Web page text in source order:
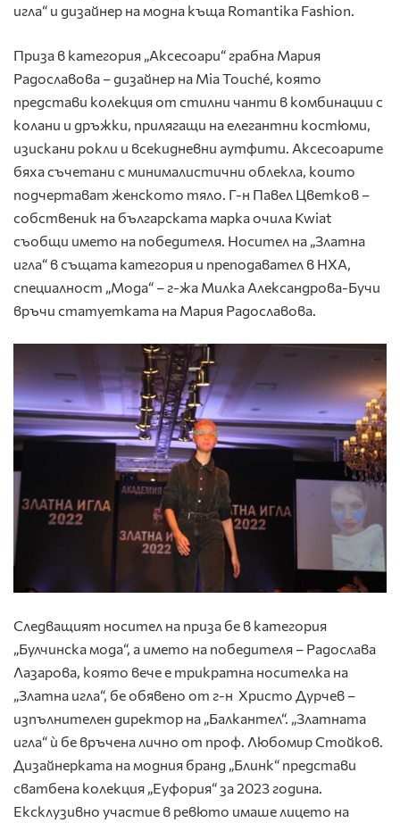
игла“ и дизайнер на модна къща Romantika Fashion.
Приза в категория „Аксесоари“ грабна Мария
Радославова – дизайнер на Mia Touché, която
представи колекция от стилни чанти в комбинации с
колани и дръжки, прилягащи на елегантни костюми,
изискани рокли и всекидневни аутфити. Аксесоарите
бяха съчетани с минималистични облекла, които
подчертават женското тяло. Г-н Павел Цветков –
собственик на българската марка очила Kwiat
съобщи името на победителя. Носител на „Златна
игла“ в същата категория и преподавател в НХА,
специалност „Мода“ – г-жа Милка Александрова-Бучи
връчи статуетката на Мария Радославова.
Следващият носител на приза бе в категория
„Булчинска мода“, а името на победителя – Радослава
Лазарова, която вече е трикратна носителка на
„Златна игла“, бе обявено от г-н Христо Дурчев –
изпълнителен директор на „Балкантел“. „Златната
игла“ ѝ бе връчена лично от проф. Любомир Стойков.
Дизайнерката на модния бранд „Блинк“ представи
сватбена колекция „Еуфория“ за 2023 година.
Ексклузивно участие в ревюто имаше лицето на